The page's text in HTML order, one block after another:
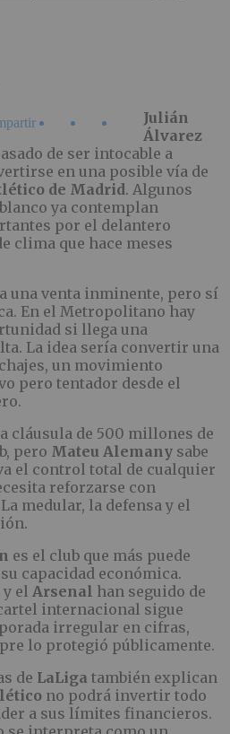
Julián
Álvarez
de ser intocable a
en una posible vía de
de Madrid. Algunos
ya contemplan
por el delantero
clima que hace meses
una venta inminente, pero sí
En el Metropolitano hay
si llega una
La idea sería convertir una
un movimiento
pero tentador desde el
cláusula de 500 millones de
pero Mateu Alemany sabe
el control total de cualquier
reforzarse con
medular, la defensa y el
es el club que más puede
capacidad económica.
y el Arsenal han seguido de
internacional sigue
irregular en cifras,
lo protegió públicamente.
de LaLiga también explican
no podrá invertir todo
a sus límites financieros.